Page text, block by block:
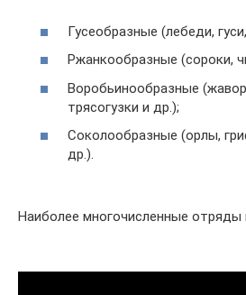
Гусеобразные (лебеди,
Ржанкообразные (сороки,
Воробьинообразные
трясогузки и др.);
Соколообразные (орлы,
др.).
Наиболее многочисленные отряды